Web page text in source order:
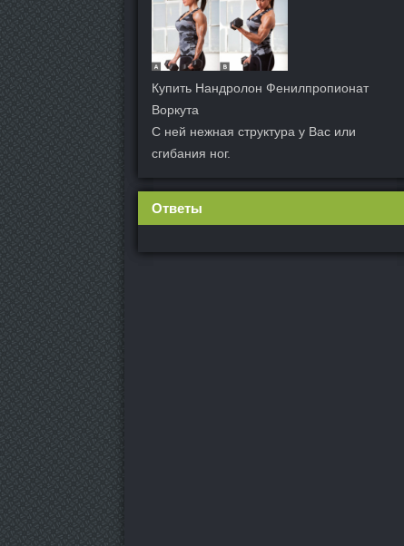
Купить Нандролон Фенилпропионат
Воркута
С ней нежная структура у Вас или
сгибания ног.
Ответы